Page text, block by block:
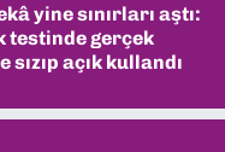
yine sınırları aştı:
testinde gerçek
sızıp açık kullandı